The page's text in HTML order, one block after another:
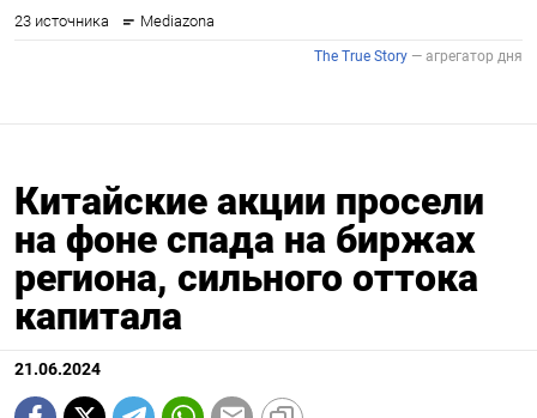
Китайские акции просели
на фоне спада на биржах
региона, сильного оттока
капитала
21.06.2024